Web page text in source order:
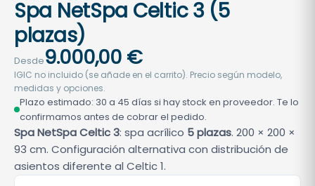
Spa NetSpa Celtic 3 (5
plazas)
Desde9.000,00 €
IGIC no incluido (se añade en el carrito). Precio según modelo,
medidas y opciones.
Plazo estimado: 30 a 45 días si hay stock en proveedor. Te lo
confirmamos antes de cobrar el pedido.
Spa NetSpa Celtic 3: spa acrílico 5 plazas. 200 × 200 ×
93 cm. Configuración alternativa con distribución de
asientos diferente al Celtic 1.